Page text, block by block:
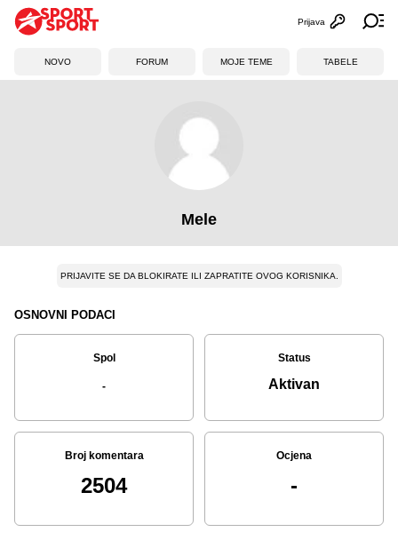
Otvori
Prijava
NOVO FORUM MOJE TEME TABELE
Mele
PRIJAVITE SE DA BLOKIRATE ILI ZAPRATITE OVOG KORISNIKA.
OSNOVNI PODACI
Spol
-
Status
Aktivan
Broj komentara
2504
Ocjena
-